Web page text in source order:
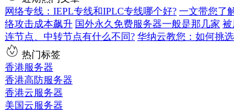
网络专线：IEPL专线和IPLC专线哪个好? 一文带您了
络攻击成本飙升 国外永久免费服务器一般是那几家 被
连节点、中转节点有什么不同? 华纳云教您：如何挑
热门标签
香港服务器
香港高防服务器
香港云服务器
美国云服务器